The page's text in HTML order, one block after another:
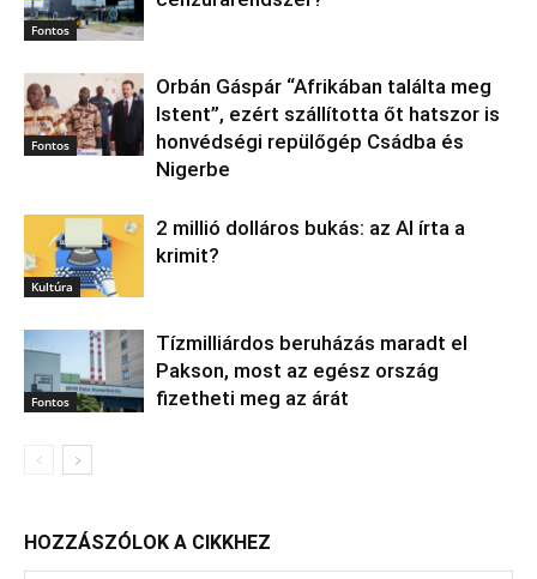
Fontos
Fontos
Orbán Gáspár “Afrikában találta meg
Istent”, ezért szállította őt hatszor is
honvédségi repülőgép Csádba és
Nigerbe
Kultúra
2 millió dolláros bukás: az AI írta a
krimit?
Fontos
Tízmilliárdos beruházás maradt el
Pakson, most az egész ország
fizetheti meg az árát
HOZZÁSZÓLOK A CIKKHEZ